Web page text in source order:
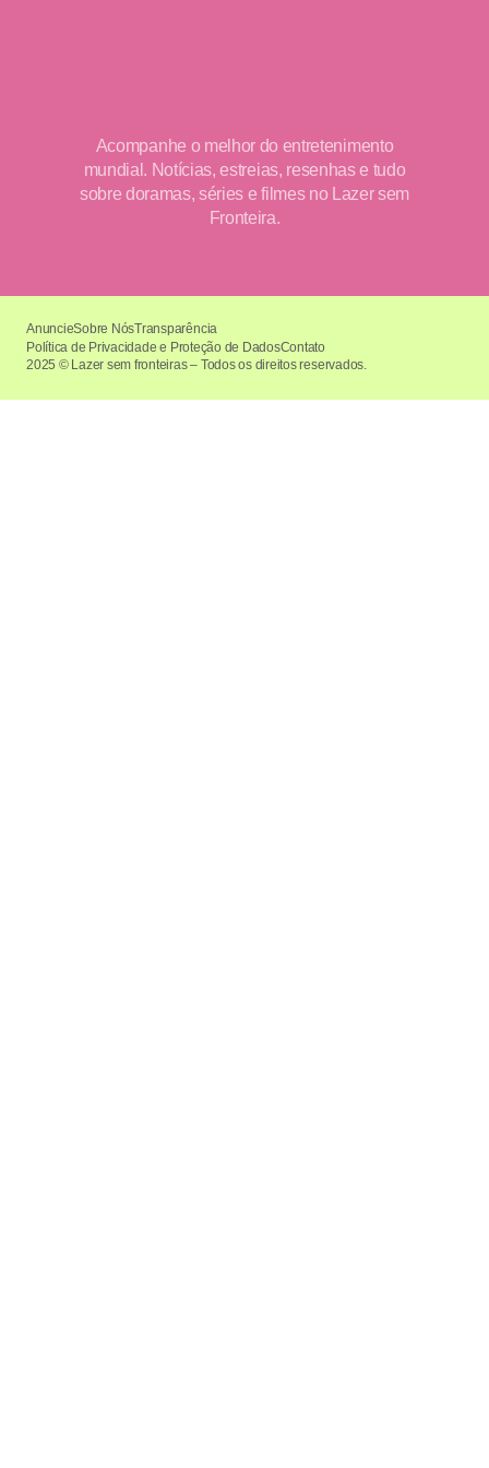
Acompanhe o melhor do entretenimento
mundial. Notícias, estreias, resenhas e tudo
sobre doramas, séries e filmes no Lazer sem
Fronteira.
2025 © Lazer sem fronteiras – Todos os direitos reservados.
AnuncieSobre NósTransparência
Política de Privacidade e Proteção de DadosContato